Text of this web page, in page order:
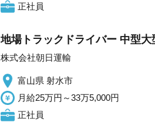
正社員
地場トラックドライバー 中型
株式会社朝日運輸
富山県 射水市
月給25万円～33万5,000円
正社員